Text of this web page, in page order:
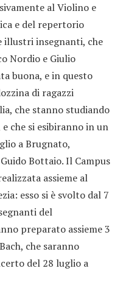
al Violino e
e del repertorio
illustri insegnanti, che
Nordio e Giulio
buona, e in questo
di ragazzi
che stanno studiando
che si esibiranno in un
a Brugnato,
Bottaio. Il Campus
assieme al
esso si è svolto dal 7
del
preparato assieme 3
che saranno
del 28 luglio a